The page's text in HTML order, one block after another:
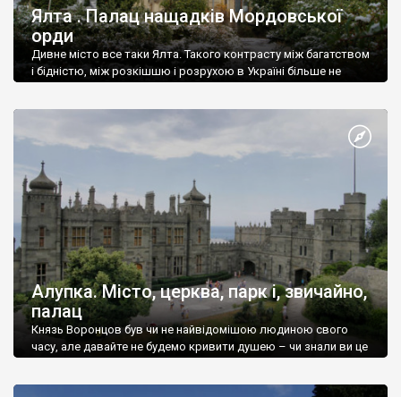
Ялта . Палац нащадків Мордовської
орди
Дивне місто все таки Ялта. Такого контрасту між багатством
і бідністю, між розкішшю і розрухою в Україні більше не
Алупка. Місто, церква, парк і, звичайно,
палац
Князь Воронцов був чи не найвідомішою людиною свого
часу, але давайте не будемо кривити душею – чи знали ви це